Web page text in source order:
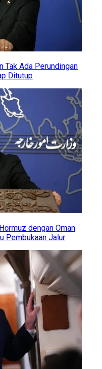
Tak Ada Perundingan
Ditutup
dengan Oman
Pembukaan Jalur